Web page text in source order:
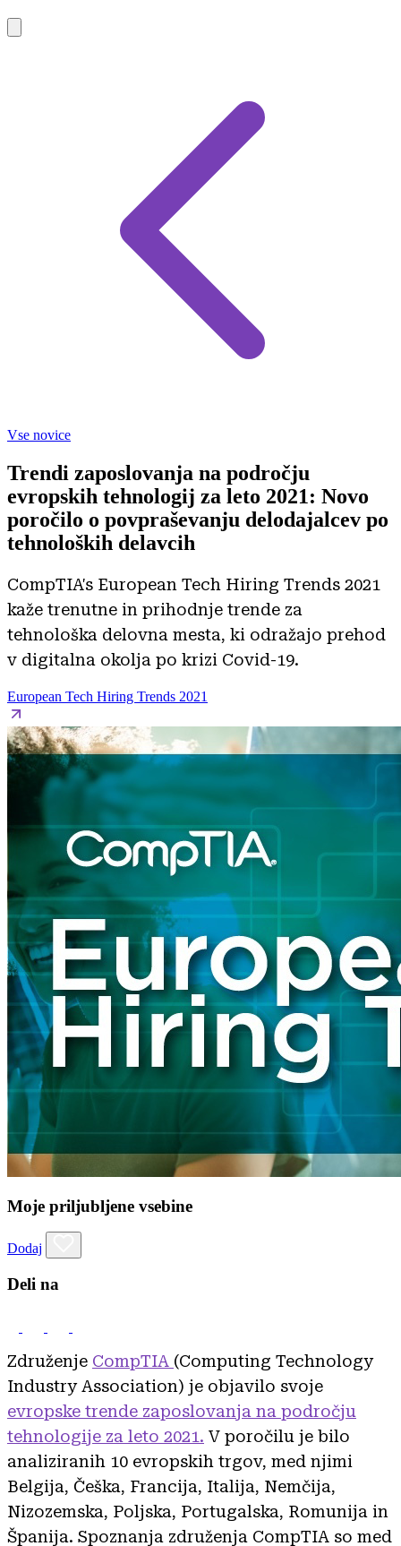
Vse novice
Trendi zaposlovanja na področju
evropskih tehnologij za leto 2021: Novo
poročilo o povpraševanju delodajalcev po
tehnoloških delavcih
CompTIA's European Tech Hiring Trends 2021
kaže trenutne in prihodnje trende za
tehnološka delovna mesta, ki odražajo prehod
v digitalna okolja po krizi Covid-19.
European Tech Hiring Trends 2021
Moje priljubljene vsebine
Dodaj
Deli na
Združenje CompTIA (Computing Technology
Industry Association) je objavilo svoje
evropske trende zaposlovanja na področju
tehnologije za leto 2021. V poročilu je bilo
analiziranih 10 evropskih trgov, med njimi
Belgija, Češka, Francija, Italija, Nemčija,
Nizozemska, Poljska, Portugalska, Romunija in
Španija. Spoznanja združenja CompTIA so med